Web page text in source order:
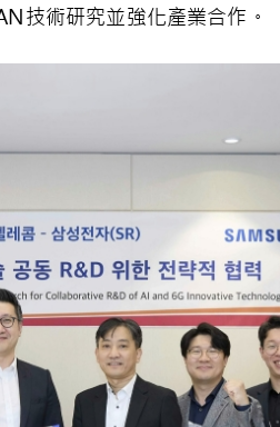
技術研究並強化產業合作。